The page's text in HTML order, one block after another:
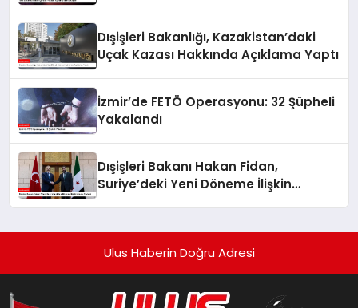
Dışişleri Bakanlığı, Kazakistan’daki
Uçak Kazası Hakkında Açıklama Yaptı
İzmir’de FETÖ Operasyonu: 32 Şüpheli
Yakalandı
Dışişleri Bakanı Hakan Fidan,
Suriye’deki Yeni Döneme İlişkin
Ulus Haberin Doğru Adresi